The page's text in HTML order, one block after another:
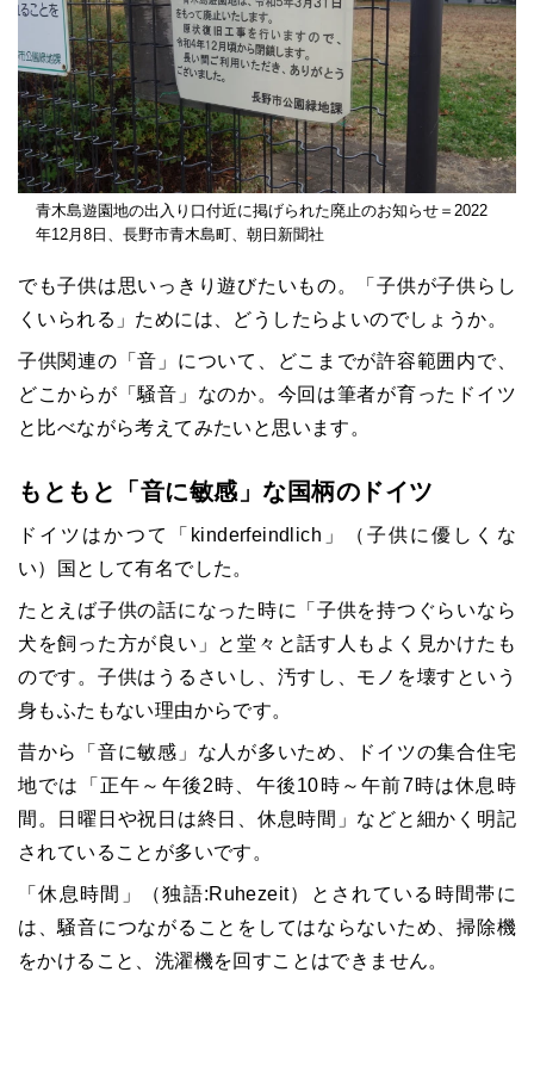
青木島遊園地の出入り口付近に掲げられた廃止のお知らせ＝2022
年12月8日、長野市青木島町、朝日新聞社
でも子供は思いっきり遊びたいもの。「子供が子供らし
くいられる」ためには、どうしたらよいのでしょうか。
子供関連の「音」について、どこまでが許容範囲内で、
どこからが「騒音」なのか。今回は筆者が育ったドイツ
と比べながら考えてみたいと思います。
もともと「音に敏感」な国柄のドイツ
ドイツはかつて「kinderfeindlich」（子供に優しくな
い）国として有名でした。
たとえば子供の話になった時に「子供を持つぐらいなら
犬を飼った方が良い」と堂々と話す人もよく見かけたも
のです。子供はうるさいし、汚すし、モノを壊すという
身もふたもない理由からです。
昔から「音に敏感」な人が多いため、ドイツの集合住宅
地では「正午～午後2時、午後10時～午前7時は休息時
間。日曜日や祝日は終日、休息時間」などと細かく明記
されていることが多いです。
「休息時間」（独語:Ruhezeit）とされている時間帯に
は、騒音につながることをしてはならないため、掃除機
をかけること、洗濯機を回すことはできません。